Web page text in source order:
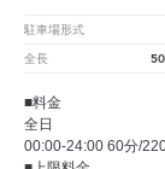
駐車場形式
全長
■料金
全日
00:00-24:00 60分/